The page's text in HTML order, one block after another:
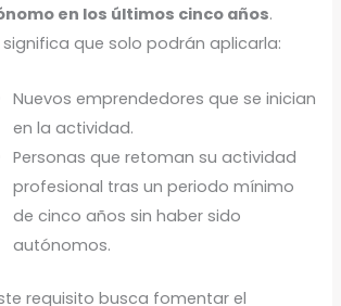
en los últimos cinco años.
significa que solo podrán aplicarla:
Nuevos emprendedores que se inician
en la actividad.
Personas que retoman su actividad
profesional tras un periodo mínimo
de cinco años sin haber sido
autónomos.
requisito busca fomentar el